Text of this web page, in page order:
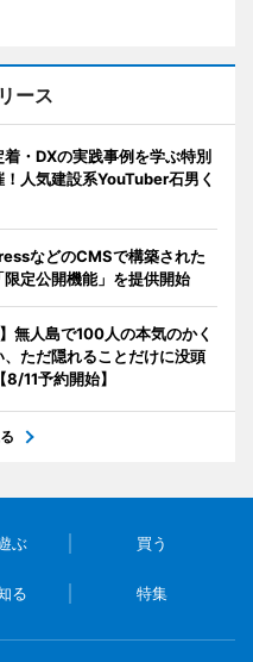
ース
着・DXの実践事例を学ぶ特別
人気建設系YouTuber石男く
などのCMSで構築された
定公開機能」を提供開始
無人島で100人の本気のかく
ただ隠れることだけに没頭
11予約開始】
ぶ 買う
る 特集